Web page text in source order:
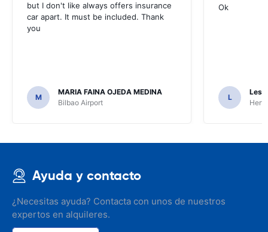
but I don't like always offers insurance
car apart. It must be included. Thank
you
M
MARIA FAINA OJEDA MEDINA
Bilbao Airport
Ok
L
Les
Ayuda y contacto
¿Necesitas ayuda? Contacta con unos de nuestros
expertos en alquileres.